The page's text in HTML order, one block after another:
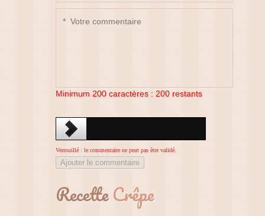
Minimum 200 caractères : 200 restants
Verrouillé : le commentaire ne peut pas être validé.
Ajouter le commentaire
RecetteCrêpe